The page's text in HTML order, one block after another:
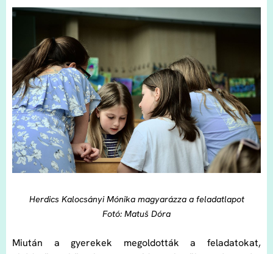
Herdics Kalocsányi Mónika magyarázza a feladatlapot
Fotó: Matuš Dóra
Miután a gyerekek megoldották a feladatokat,